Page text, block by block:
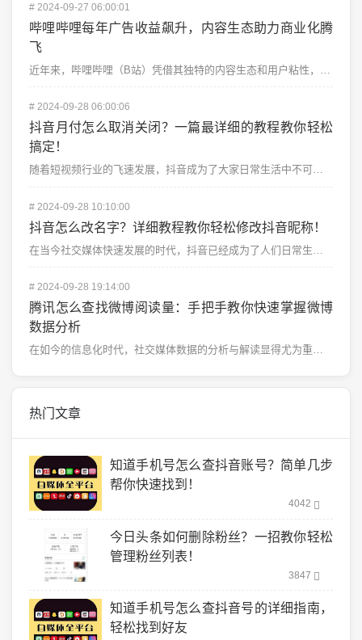
# 2024-09-27 06:00:01
哔哩哔哩每年广告收益飙升，内容生态助力商业化腾
飞
# 2024-09-28 06:00:06
抖音月付怎么取消关闭？一篇最详细的教程教你轻松
搞定！
随着短视频行业的飞速发展，抖音成为了大家日常生活中不可或缺的一部分。为了提升用户体验，抖音推出了各种...
# 2024-09-28 10:10:00
抖音怎么改名字？详细教程教你轻松修改抖音昵称！
# 2024-09-28 19:14:00
腾讯怎么查找微博阅读量：手把手教你快速掌握微博
数据分析
在如今的信息化时代，社交媒体数据的分析与解读显得尤为重要，尤其是对于微博这样的热门社交平台。对于许多...
热门文章
知道手机号怎么查抖音账号？简单几步
帮你快速找到！
4042
今日头条如何删除粉丝？一招教你轻松
管理粉丝列表！
3847
知道手机号怎么查抖音号的详细指南，
轻松找到好友